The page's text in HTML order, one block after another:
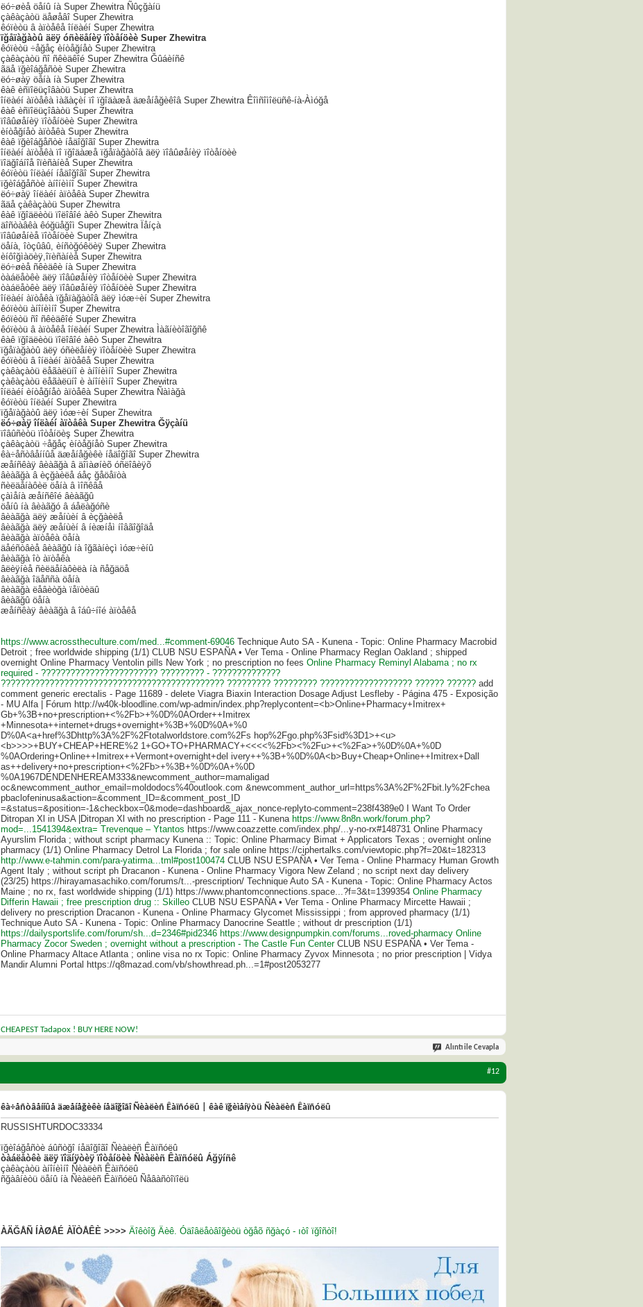
ëó÷øèå öåíû íà Super Zhewitra Ñûçğàíü
çàêàçàòü äåøåâî Super Zhewitra
êóïèòü â àïòåêå îíëàéí Super Zhewitra
ïğåïàğàòû äëÿ óñèëåíèÿ ïîòåíöèè Super Zhewitra
êóïèòü ÷åğåç èíòåğíåò Super Zhewitra
çàêàçàòü ñî ñêèäêîé Super Zhewitra Ğûáèíñê
ãäå ïğèîáğåñòè Super Zhewitra
ëó÷øàÿ öåíà íà Super Zhewitra
êàê èñïîëüçîâàòü Super Zhewitra
îíëàéí àïòåêà ìàãàçèí ïî ïğîäàæå äæåíåğèêîâ Super Zhewitra Êîìñîìîëüñê-íà-Àìóğå
êàê èñïîëüçîâàòü Super Zhewitra
ïîâûøåíèÿ ïîòåíöèè Super Zhewitra
èíòåğíåò àïòåêà Super Zhewitra
êàê ïğèîáğåñòè íåäîğîãî Super Zhewitra
îíëàéí àïòåêà ïî ïğîäàæå ïğåïàğàòîâ äëÿ ïîâûøåíèÿ ïîòåíöèè
ïîäğîáíîå îïèñàíèå Super Zhewitra
êóïèòü îíëàéí íåäîğîãî Super Zhewitra
ïğèîáğåñòè àíîíèìíî Super Zhewitra
ëó÷øàÿ îíëàéí àïòåêà Super Zhewitra
ãäå çàêàçàòü Super Zhewitra
êàê ïğîäëèòü ïîëîâîé àêò Super Zhewitra
äîñòàâêà êóğüåğîì Super Zhewitra Ïåíçà
ïîâûøåíèå ïîòåíöèè Super Zhewitra
öåíà, îòçûâû, èíñòğóêöèÿ Super Zhewitra
èíôîğìàöèÿ,îïèñàíèå Super Zhewitra
ëó÷øèå ñêèäêè íà Super Zhewitra
òàáëåòêè äëÿ ïîâûøåíèÿ ïîòåíöèè Super Zhewitra
òàáëåòêè äëÿ ïîâûøåíèÿ ïîòåíöèè Super Zhewitra
îíëàéí àïòåêà ïğåïàğàòîâ äëÿ ìóæ÷èí Super Zhewitra
êóïèòü àíîíèìíî Super Zhewitra
êóïèòü ñî ñêèäêîé Super Zhewitra
êóïèòü â àïòåêå îíëàéí Super Zhewitra Ìàãíèòîãîğñê
êàê ïğîäëèòü ïîëîâîé àêò Super Zhewitra
ïğåïàğàòû äëÿ óñèëåíèÿ ïîòåíöèè Super Zhewitra
êóïèòü â îíëàéí àïòåêå Super Zhewitra
çàêàçàòü ëåãàëüíî è àíîíèìíî Super Zhewitra
çàêàçàòü ëåãàëüíî è àíîíèìíî Super Zhewitra
îíëàéí èíòåğíåò àïòåêà Super Zhewitra Ñàìàğà
êóïèòü îíëàéí Super Zhewitra
ïğåïàğàòû äëÿ ìóæ÷èí Super Zhewitra
ëó÷øàÿ îíëàéí àïòåêà Super Zhewitra Ğÿçàíü
ïîâûñèòü ïîòåíöèş Super Zhewitra
çàêàçàòü ÷åğåç èíòåğíåò Super Zhewitra
êà÷åñòâåííûå äæåíåğèêè íåäîğîãî Super Zhewitra
æåíñêàÿ âèàãğà â äîìàøíèõ óñëîâèÿõ
âèàãğà â èçğàèëå áåç ğåöåïòà
ñèëäåíàôèë öåíà â ìîñêâå
çàìåíà æåíñêîé âèàãğû
öåíû íà âèàãğó â áåëàğóñè
âèàãğà äëÿ æåíùèí â èçğàèëå
âèàãğà äëÿ æåíùèí â íèæíåì íîâãîğîäå
âèàãğà àïòåêà öåíà
äåéñòâèå âèàãğû íà îğãàíèçì ìóæ÷èíû
âèàãğà îò àïòåêà
âëèÿíèå ñèëäåíàôèëà íà ñåğäöå
âèàãğà îäåññà öåíà
âèàãğà ëåâèòğà ïåïòèäû
âèàãğû öåíà
æåíñêàÿ âèàãğà â îáû÷íîé àïòåêå
https://www.acrosstheculture.com/med...#comment-69046 Technique Auto SA - Kunena - Topic: Online Pharmacy Macrobid
Detroit ; free worldwide shipping (1/1) CLUB NSU ESPAÑA • Ver Tema - Online Pharmacy Reglan Oakland ; shipped
overnight Online Pharmacy Ventolin pills New York ; no prescription no fees Online Pharmacy Reminyl Alabama ; no rx
required - ???????????????????????? ????????? - ??????????????
?????????????????????????????????????????????? ????????? ????????? ??????????????????? ?????? ?????? add
comment generic erectalis - Page 11689 - delete Viagra Biaxin Interaction Dosage Adjust Lesfleby - Página 475 - Exposição
- MU Alfa | Fórum http://w40k-bloodline.com/wp-admin/index.php?replycontent=<b>Online+Pharmacy+Imitrex+
Gb+%3B+no+prescription+<%2Fb>+%0D%0AOrder++Imitrex
+Minnesota++internet+drugs+overnight+%3B+%0D%0A+%0
D%0A<a+href%3Dhttp%3A%2F%2Ftotalworldstore.com%2Fs hop%2Fgo.php%3Fsid%3D1>+<u>
<b>>>>+BUY+CHEAP+HERE%2 1+GO+TO+PHARMACY+<<<<%2Fb><%2Fu>+<%2Fa>+%0D%0A+%0D
%0AOrdering+Online++Imitrex++Vermont+overnight+del ivery++%3B+%0D%0A<b>Buy+Cheap+Online++Imitrex+Dall
as++delivery+no+prescription+<%2Fb>+%3B+%0D%0A+%0D
%0A1967DENDENHEREAM333&newcomment_author=mamaligad
oc&newcomment_author_email=moldodocs%40outlook.com &newcomment_author_url=https%3A%2F%2Fbit.ly%2Fchea
pbaclofeninusa&action=&comment_ID=&comment_post_ID
=&status=&position=-1&checkbox=0&mode=dashboard&_ajax_nonce-replyto-comment=238f4389e0 I Want To Order
Ditropan Xl in USA |Ditropan Xl with no prescription - Page 111 - Kunena https://www.8n8n.work/forum.php?
mod=...1541394&extra= Trevenque – Ytantos https://www.coazzette.com/index.php/...y-no-rx#148731 Online Pharmacy
Ayurslim Florida ; without script pharmacy Kunena :: Topic: Online Pharmacy Bimat + Applicators Texas ; overnight online
pharmacy (1/1) Online Pharmacy Detrol La Florida ; for sale online https://ciphertalks.com/viewtopic.php?f=20&t=182313
http://www.e-tahmin.com/para-yatirma...tml#post100474 CLUB NSU ESPAÑA • Ver Tema - Online Pharmacy Human Growth
Agent Italy ; without script ph Dracanon - Kunena - Online Pharmacy Vigora New Zeland ; no script next day delivery
(23/25) https://hirayamasachiko.com/forums/t...-prescription/ Technique Auto SA - Kunena - Topic: Online Pharmacy Actos
Maine ; no rx, fast worldwide shipping (1/1) https://www.phantomconnections.space...?f=3&t=1399354 Online Pharmacy
Differin Hawaii ; free prescription drug :: Skilleo CLUB NSU ESPAÑA • Ver Tema - Online Pharmacy Mircette Hawaii ;
delivery no prescription Dracanon - Kunena - Online Pharmacy Glycomet Mississippi ; from approved pharmacy (1/1)
Technique Auto SA - Kunena - Topic: Online Pharmacy Danocrine Seattle ; without dr prescription (1/1)
https://dailysportslife.com/forum/sh...d=2346#pid2346 https://www.designpumpkin.com/forums...roved-pharmacy Online
Pharmacy Zocor Sweden ; overnight without a prescription - The Castle Fun CenterCLUB NSU ESPAÑA • Ver Tema -
Online Pharmacy Altace Atlanta ; online visa no rx Topic: Online Pharmacy Zyvox Minnesota ; no prior prescription | Vidya
Mandir Alumni Portal https://q8mazad.com/vb/showthread.ph...=1#post2053277
CHEAPEST Tadapox ! BUY HERE NOW!
Alıntı ile Cevapla
#12
êà÷åñòâåííûå äæåíåğèêè íåäîğîãî Ñèàëèñ Êàïñóëû | êàê ïğèìåíÿòü Ñèàëèñ Êàïñóëû
RUSSISHTURDOC33334
ïğèîáğåñòè áûñòğî íåäîğîãî Ñèàëèñ Êàïñóëû
òàáëåòêè äëÿ ïîäíÿòèÿ ïîòåíöèè Ñèàëèñ Êàïñóëû Áğÿíñê
çàêàçàòü àíîíèìíî Ñèàëèñ Êàïñóëû
ñğàâíèòü öåíû íà Ñèàëèñ Êàïñóëû Ñåâàñòîïîëü
ÀÄĞÅÑ ÍÀØÅÉ ÀÏÒÅÊÈ >>>> Äîêòîğ Äèê. Óäîâëåòâîğèòü òğåõ ñğàçó - ıòî ïğîñòî!